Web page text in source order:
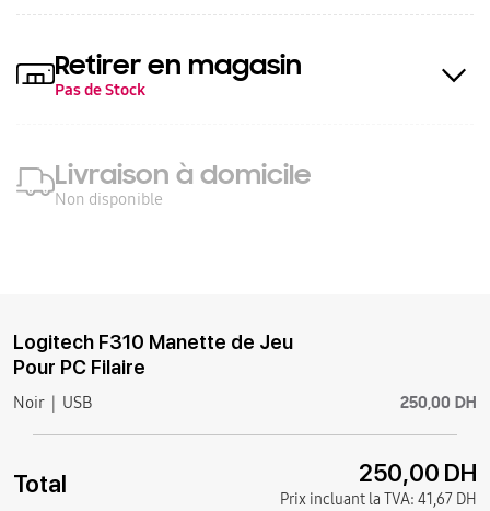
Retirer en magasin
Pas de Stock
Livraison à domicile
Non disponible
Logitech F310 Manette de Jeu
Pour PC Filaire
Noir USB 250,00 DH
Total 250,00 DH
Prix incluant la TVA: 41,67 DH